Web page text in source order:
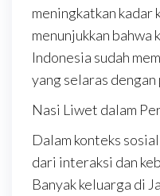
meningkatkan
menunjukkan
Indonesia sudah
yang selaras
Nasi Liwet dalam
Dalam konteks
dari interaksi dan
Banyak keluarga di